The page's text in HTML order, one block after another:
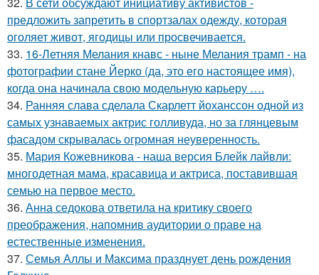
предложить запретить в спортзалах одежду, которая
оголяет живот, ягодицы или просвечивается.
33. 16-Летняя Мелания кнавс - ныне Мелания трамп - на
фотографии стане Йерко (да, это его настоящее имя),
когда она начинала свою модельную карьеру ….
34. Ранняя слава сделала Скарлетт йоханссон одной из
самых узнаваемых актрис голливуда, но за глянцевым
фасадом скрывалась огромная неуверенность.
35. Мария Кожевникова - наша версия Блейк лайвли:
многодетная мама, красавица и актриса, поставившая
семью на первое место.
36. Анна седокова ответила на критику своего
преображения, напомнив аудитории о праве на
естественные изменения.
37. Семья Аллы и Максима празднует день рождения